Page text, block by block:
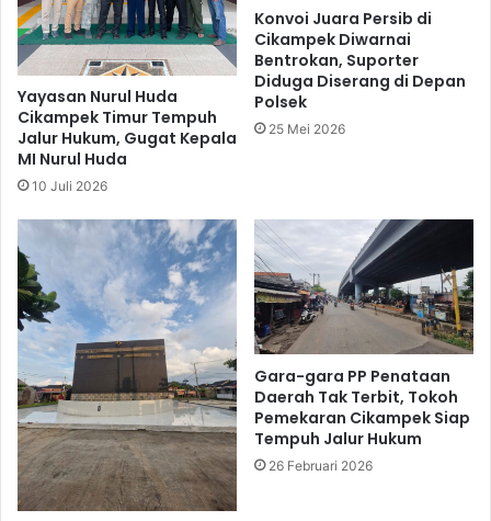
Yayasan Nurul Huda
Cikampek Timur Tempuh
Jalur Hukum, Gugat Kepala
MI Nurul Huda
10 Juli 2026
Konvoi Juara Persib di
Cikampek Diwarnai
Bentrokan, Suporter
Diduga Diserang di Depan
Polsek
25 Mei 2026
Gara-gara PP Penataan
Daerah Tak Terbit, Tokoh
Pemekaran Cikampek Siap
Tempuh Jalur Hukum
26 Februari 2026